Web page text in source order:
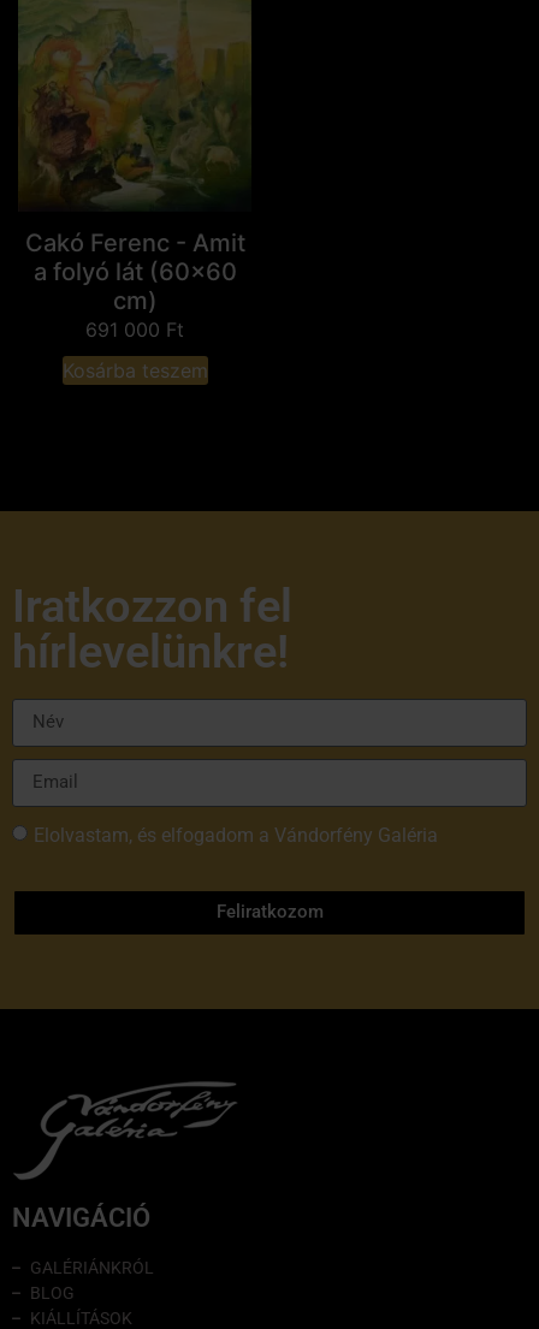
Cakó Ferenc - Amit
a folyó lát (60x60
cm)
691 000 Ft
Kosárba teszem
Iratkozzon fel
hírlevelünkre!
Elolvastam, és elfogadom a Vándorfény Galéria
Feliratkozom
NAVIGÁCIÓ
GALÉRIÁNKRÓL
BLOG
KIÁLLÍTÁSOK